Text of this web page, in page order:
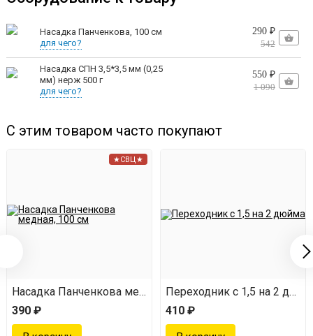
Насадка Панченкова, 100 см
для чего?
290 ₽
542
Насадка СПН 3,5*3,5 мм (0,25
мм) нерж 500 г
для чего?
550 ₽
1 090
С этим товаром часто покупают
★СВЦ★
Насадка Панченкова медная, 100 см
390 ₽
Переходник с 1,5 на 2
410 ₽